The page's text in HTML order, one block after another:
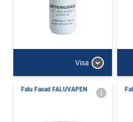
Visa
Falu Fasad FALUVAPEN